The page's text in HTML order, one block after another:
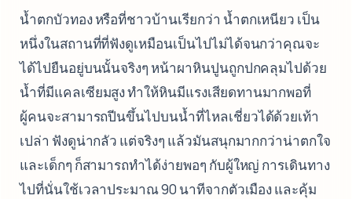
น้ำตกบัวทอง หรือที่ชาวบ้านเรียกว่า น้ำตกเหนียว เป็น
หนึ่งในสถานที่ที่ฟังดูเหมือนเป็นไปไม่ได้จนกว่าคุณจะ
ได้ไปยืนอยู่บนนั้นจริงๆ หน้าผาหินปูนถูกปกคลุมไปด้วย
น้ำที่มีแคลเซียมสูง ทำให้หินมีแรงเสียดทานมากพอที่
ผู้คนจะสามารถปีนขึ้นไปบนน้ำที่ไหลเชี่ยวได้ด้วยเท้า
เปล่า ฟังดูน่ากลัว แต่จริงๆ แล้วมันสนุกมากกว่าน่าตกใจ
และเด็กๆ ก็สามารถทำได้ง่ายพอๆ กับผู้ใหญ่ การเดินทาง
ไปที่นั่นใช้เวลาประมาณ 90 นาทีจากตัวเมือง และคุ้ม